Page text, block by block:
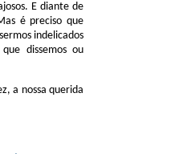
E diante de
é preciso que
indelicados
dissemos ou
a nossa querida